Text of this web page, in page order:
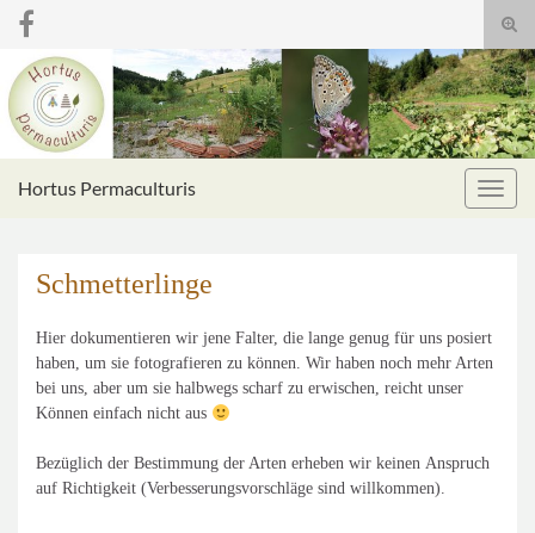
Search for:
Hortus Permaculturis
Schmetterlinge
Hier dokumentieren wir jene Falter, die lange genug für uns posiert
haben, um sie fotografieren zu können. Wir haben noch mehr Arten
bei uns, aber um sie halbwegs scharf zu erwischen, reicht unser
Können einfach nicht aus
Bezüglich der Bestimmung der Arten erheben wir keinen Anspruch
auf Richtigkeit (Verbesserungsvorschläge sind willkommen).